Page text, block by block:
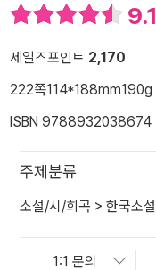
9.1
세일즈포인트 2,170
222쪽114*188mm190g
ISBN 9788932038674
주제분류
소설/시/희곡 > 한국소설